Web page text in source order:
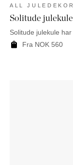
ALL
Solitude
Solitude julekule
Fra NOK 560